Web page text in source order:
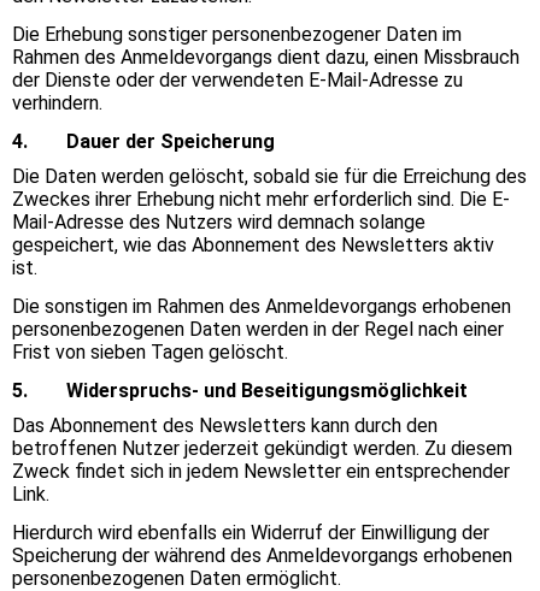
Die Erhebung sonstiger personenbezogener Daten im
Rahmen des Anmeldevorgangs dient dazu, einen Missbrauch
der Dienste oder der verwendeten E-Mail-Adresse zu
verhindern.
4. Dauer der Speicherung
Die Daten werden gelöscht, sobald sie für die Erreichung des
Zweckes ihrer Erhebung nicht mehr erforderlich sind. Die E-
Mail-Adresse des Nutzers wird demnach solange
gespeichert, wie das Abonnement des Newsletters aktiv
ist.
Die sonstigen im Rahmen des Anmeldevorgangs erhobenen
personenbezogenen Daten werden in der Regel nach einer
Frist von sieben Tagen gelöscht.
5. Widerspruchs- und Beseitigungsmöglichkeit
Das Abonnement des Newsletters kann durch den
betroffenen Nutzer jederzeit gekündigt werden. Zu diesem
Zweck findet sich in jedem Newsletter ein entsprechender
Link.
Hierdurch wird ebenfalls ein Widerruf der Einwilligung der
Speicherung der während des Anmeldevorgangs erhobenen
personenbezogenen Daten ermöglicht.